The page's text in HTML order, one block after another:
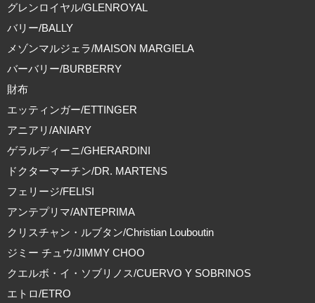
グレンロイヤル/GLENROYAL
バリー/BALLY
メゾンマルジェラ/MAISON MARGIELA
バーバリー/BURBERRY
財布
エッティンガー/ETTINGER
アニアリ/ANIARY
ゲラルディーニ/GHERARDINI
ドクターマーチン/DR. MARTENS
フェリージ/FELISI
アンテプリマ/ANTEPRIMA
クリスチャン・ルブタン/Christian Louboutin
ジミー チュウ/JIMMY CHOO
クエルボ・イ・ソブリノス/CUERVO Y SOBRINOS
エトロ/ETRO